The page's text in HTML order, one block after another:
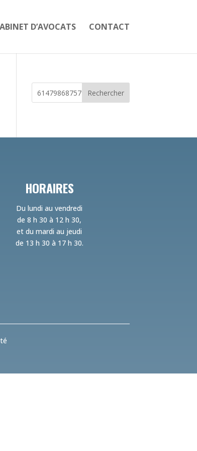
D’AVOCATS CONTACT
Rechercher
HORAIRES
Du lundi au vendredi
de 8 h 30 à 12 h 30,
et du mardi au jeudi
de 13 h 30 à 17 h 30.